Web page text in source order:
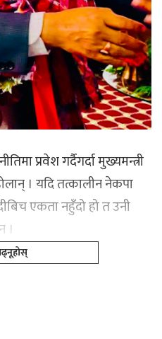
प्रवेश गर्दैगर्दा मुख्यमन्त्री
। यदि तत्कालीन नेकपा
एकता नहुँदो हो त उनी
।